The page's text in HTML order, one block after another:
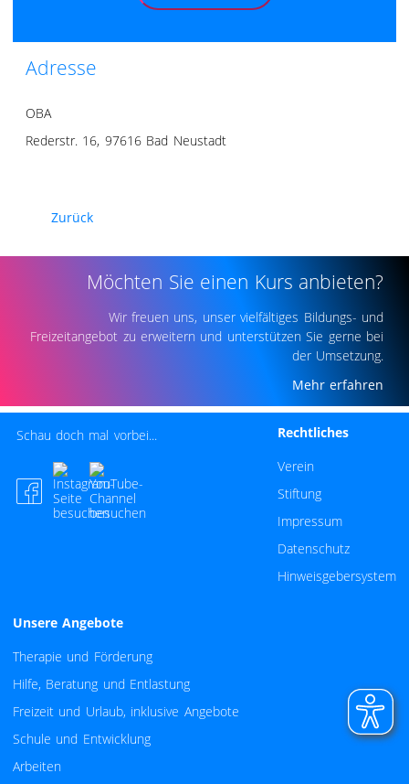
Adresse
OBA
Rederstr. 16, 97616 Bad Neustadt
Zurück
Möchten Sie einen Kurs anbieten?
Wir freuen uns, unser vielfältiges Bildungs- und
Freizeitangebot zu erweitern und unterstützen Sie gerne bei
der Umsetzung.
Mehr erfahren
Schau doch mal vorbei...
Rechtliches
Navigation
Verein
Stiftung
Impressum
Datenschutz
Hinweisgebersystem
Unsere Angebote
Navigation überspringen
Therapie und Förderung
Hilfe, Beratung und Entlastung
Freizeit und Urlaub, inklusive Angebote
Schule und Entwicklung
Arbeiten